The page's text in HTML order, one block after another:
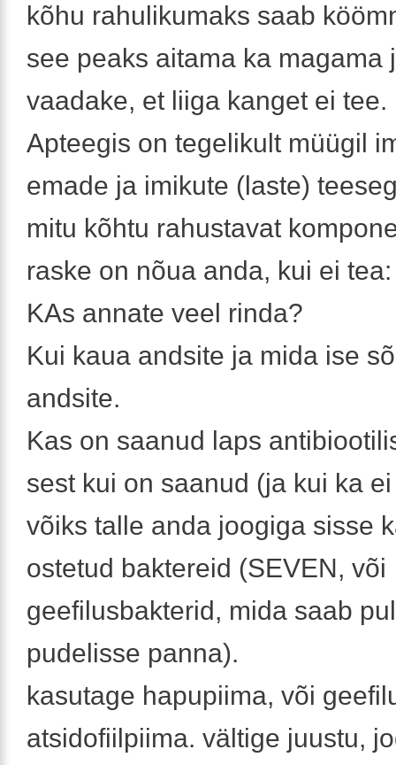
kõhu rahulikumaks saab
see peaks aitama ka magama
vaadake, et liiga kanget ei tee.
Apteegis on tegelikult müügil
emade ja imikute (laste)
mitu kõhtu rahustavat
raske on nõua anda, kui ei tea:
KAs annate veel rinda?
Kui kaua andsite ja mida ise
andsite.
Kas on saanud laps
sest kui on saanud (ja kui ka
võiks talle anda joogiga sisse
ostetud baktereid (SEVEN, või
geefilusbakterid, mida saab
pudelisse panna).
kasutage hapupiima, või
atsidofiilpiima. vältige juustu,